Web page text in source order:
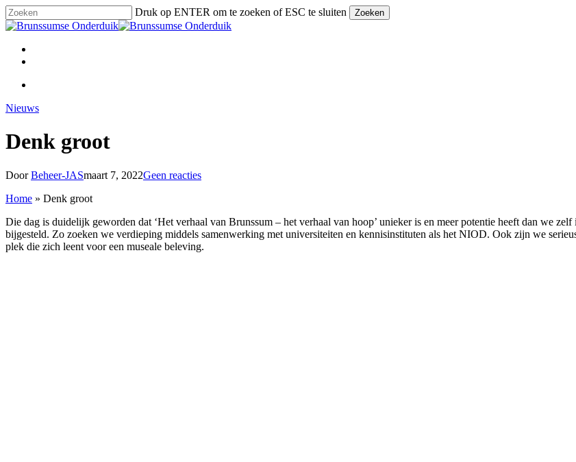
Ga
naar
Druk op ENTER om te zoeken of ESC te sluiten Zoeken
Zoeken
Menu
Nieuws
Denk groot
Door Beheer-JASmaart 7, 2022Geen reacties
Home » Denk groot
Die dag is duidelijk geworden dat ‘Het verhaal van Brunssum – het verhaal van hoop’ unieker is en meer potentie heeft dan we
bijgesteld. Zo zoeken we verdieping middels samenwerking met universiteiten en kennisinstituten als het NIOD. Ook zijn we
plek die zich leent voor een museale beleving.